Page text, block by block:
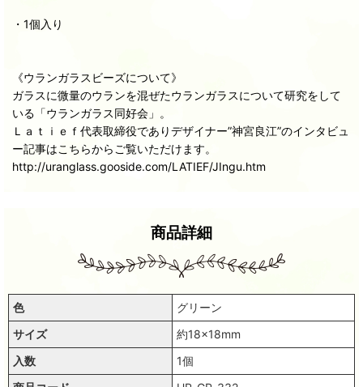
・1個入り
《ウランガラスビーズについて》
ガラスに微量のウランを混ぜたウランガラスについて研究をして
いる「ウランガラス同好会」。
Ｌａｔｉｅｆ代表取締役でありデザイナー”神宮良江”のインタビュ
ー記事はこちらからご覧いただけます。
http://uranglass.gooside.com/LATIEF/JIngu.htm
商品詳細
色
グリーン
サイズ
約18×18mm
入数
1個